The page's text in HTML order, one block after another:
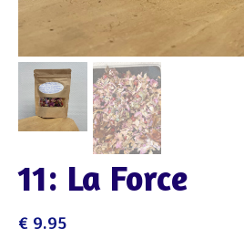
11: La Force
€ 9.95